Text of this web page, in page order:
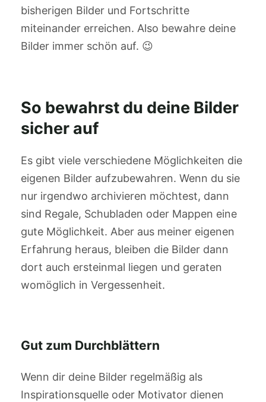
bisherigen Bilder und Fortschritte
miteinander erreichen. Also bewahre deine
Bilder immer schön auf. 😉
So bewahrst du deine Bilder
sicher auf
Es gibt viele verschiedene Möglichkeiten die
eigenen Bilder aufzubewahren. Wenn du sie
nur irgendwo archivieren möchtest, dann
sind Regale, Schubladen oder Mappen eine
gute Möglichkeit. Aber aus meiner eigenen
Erfahrung heraus, bleiben die Bilder dann
dort auch ersteinmal liegen und geraten
womöglich in Vergessenheit.
Gut zum Durchblättern
Wenn dir deine Bilder regelmäßig als
Inspirationsquelle oder Motivator dienen